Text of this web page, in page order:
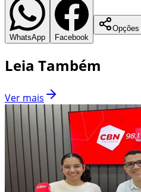
WhatsApp Facebook
Opções
Leia Também
Ver mais